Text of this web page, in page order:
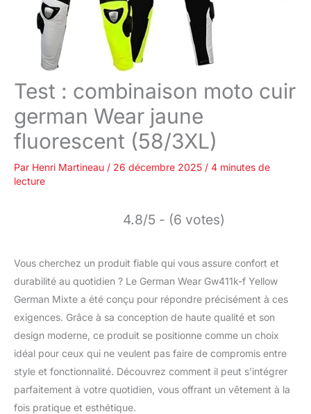
Test : combinaison moto cuir
german Wear jaune
fluorescent (58/3XL)
Par Henri Martineau / 26 décembre 2025 / 4 minutes de
lecture
4.8/5 - (6 votes)
Vous cherchez un produit fiable qui vous assure confort et
durabilité au quotidien ? Le German Wear Gw411k-f Yellow
German Mixte a été conçu pour répondre précisément à ces
exigences. Grâce à sa conception de haute qualité et son
design moderne, ce produit se positionne comme un choix
idéal pour ceux qui ne veulent pas faire de compromis entre
style et fonctionnalité. Découvrez comment il peut s’intégrer
parfaitement à votre quotidien, vous offrant un vêtement à la
fois pratique et esthétique.